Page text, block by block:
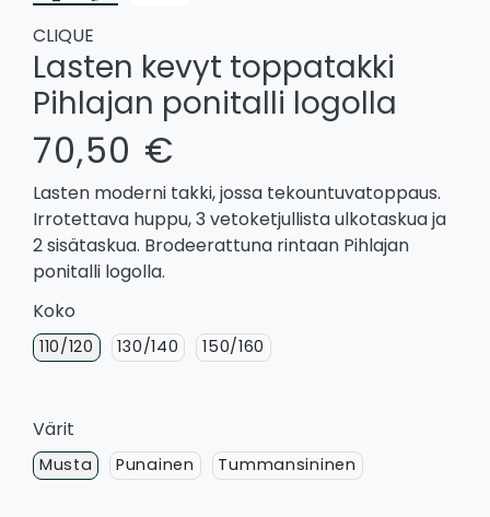
CLIQUE
Lasten kevyt toppatakki
Pihlajan ponitalli logolla
70,50 €
Lasten moderni takki, jossa tekountuvatoppaus.
Irrotettava huppu, 3 vetoketjullista ulkotaskua ja
2 sisätaskua. Brodeerattuna rintaan Pihlajan
ponitalli logolla.
Koko
110/120 130/140 150/160
Värit
Musta Punainen Tummansininen